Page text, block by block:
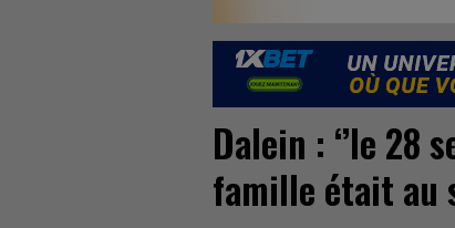
Dalein : ‘’le 28
famille était au